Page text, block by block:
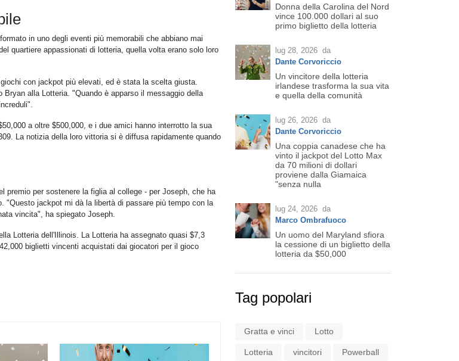
in uno degli eventi più memorabili che abbiano mai
quartiere appassionati di lotteria, quella volta erano solo loro
con jackpot più elevati, ed è stata la scelta giusta.
alla Lotteria. "Quando è apparso il messaggio della
a oltre $500,000, e i due amici hanno interrotto la sua
La notizia della loro vittoria si è diffusa rapidamente quando
premio per sostenere la figlia al college - per Joseph, che ha
"Questo jackpot mi dà la libertà di passare più tempo con la
vincita", ha spiegato Joseph.
Lotteria dell'Illinois. La Lotteria ha assegnato quasi $7,3
biglietti vincenti acquistati dai giocatori per il gioco
Donna della Carolina del Nord
vince 100.000 dollari al suo
primo biglietto della lotteria
lug 28, 2026 da
Dante Corvoriccio
Un vincitore della lotteria
irlandese trasforma la sua vita
e quella della comunità
lug 26, 2026 da
Dante Corvoriccio
Una coppia canadese che ha
vinto il jackpot del Lotto Max
da 70 milioni di dollari
proviene dalla Giamaica
"senza nulla
lug 24, 2026 da
Marco Ombrafuoco
Un uomo del Maryland sfiora
la cessione di un biglietto della
lotteria da $50,000
Tag popolari
Gratta e vinci Lotto
Lotteria vincitori Powerball